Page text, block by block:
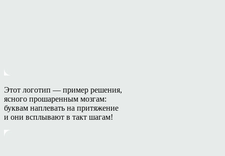
Этот логотип — пример решения,
ясного прошаренным мозгам:
буквам наплевать на притяжение
и они всплывают в такт шагам!